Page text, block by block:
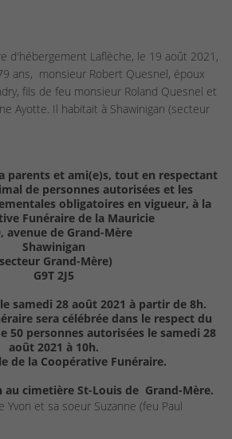
d'hébergement Laflèche, le 19 août 2021,
ans, monsieur Robert Quesnel, époux
fils de feu monsieur Roland Quesnel et
Ayotte. Il habitait à Shawinigan (secteur
parents et ami(e)s, tout en respectant
de personnes autorisées et les
obligatoires en vigueur, à la
Funéraire de la Mauricie
avenue de Grand-Mère
Shawinigan
Grand-Mère)
G9T 2J5
samedi 28 août 2021 à partir de 8h.
sera célébréedans le respect du
50 personnes autorisées le samedi 28
août 2021 à 10h.
de la Coopérative Funéraire.
cimetière St-Louis de Grand-Mère.
et sa soeur Suzanne (feu Paul